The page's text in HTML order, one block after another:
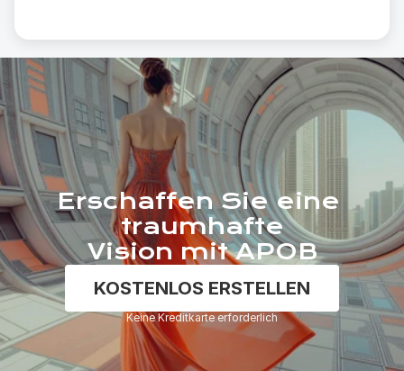
Erschaffen Sie eine
traumhafte
Vision mit APOB
KOSTENLOS ERSTELLEN
Keine Kreditkarte erforderlich